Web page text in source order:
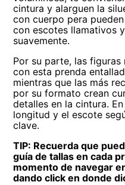
cintura y alarguen la
con cuerpo pera
con escotes llamativos
suavemente.
Por su parte, las
con esta prenda
mientras que las más
por su formato crean
detalles en la cintura.
longitud y el escote
clave.
TIP: Recuerda que
guía de tallas en cada
momento de navegar
dando click en donde